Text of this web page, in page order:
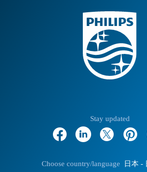
Stay updated
Choose country/language 日本 -